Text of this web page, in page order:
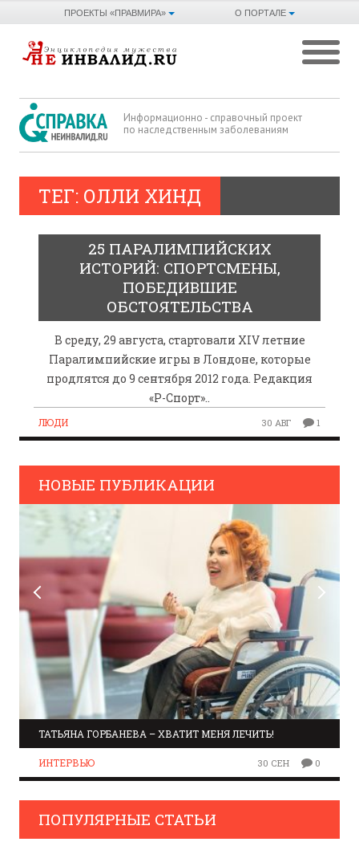
О ПОРТАЛЕ
ПРОЕКТЫ «ПРАВМИРА»
Информационно - справочный проект
по наследственным заболеваниям
ТЕГ: ОЛЛИ ХИНД
25 ПАРАЛИМПИЙСКИХ
ИСТОРИЙ: СПОРТСМЕНЫ,
ПОБЕДИВШИЕ
ОБСТОЯТЕЛЬСТВА
В среду, 29 августа, стартовали XIV летние
Паралимпийские игры в Лондоне, которые
продлятся до 9 сентября 2012 года. Редакция
«Р-Спорт»..
ЛЮДИ 30 АВГ 1
НОВЫЕ ПУБЛИКАЦИИ
ТАТЬЯНА ГОРБАНЕВА – ХВАТИТ МЕНЯ ЛЕЧИТЬ!
ИНТЕРВЬЮ 30 СЕН 0
ПОПУЛЯРНЫЕ СТАТЬИ